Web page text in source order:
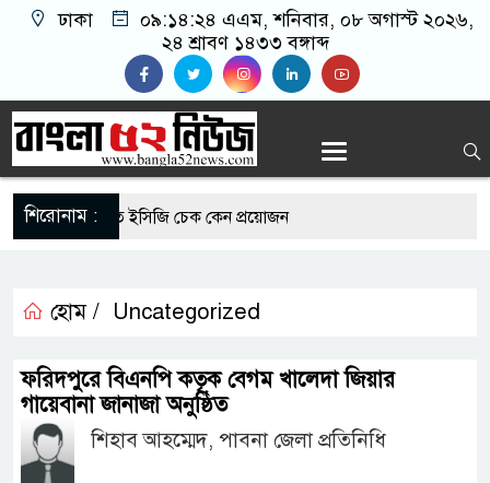
ঢাকা ০৯:১৪:২৪ এএম, শনিবার, ০৮ অগাস্ট ২০২৬,
২৪ শ্রাবণ ১৪৩৩ বঙ্গাব্দ
শিরোনাম :নিয়মিত ইসিজি চেক কেন প্রয়োজন
আহ্বান
মাছে মিলল মাইক্রোপ্লাস্টিক, বেশি কই মাছে
হোম / Uncategorized
ফরিদপুরে বিএনপি কতৃক বেগম খালেদা জিয়ার
গায়েবানা জানাজা অনুষ্ঠিত
শিহাব আহম্মেদ, পাবনা জেলা প্রতিনিধি